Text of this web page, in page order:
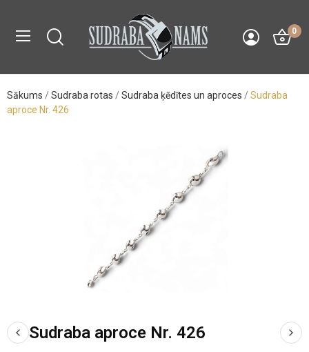
0
Sākums Sudraba rotas Sudraba ķēdītes un aproces
Sudraba
aproce Nr. 426
Sudraba aproce Nr. 426